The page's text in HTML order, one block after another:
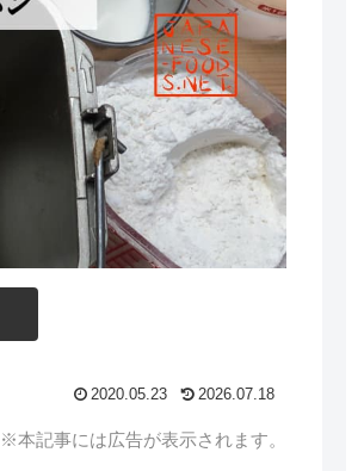
2020.05.23 2026.07.18
※本記事には広告が表示されます。